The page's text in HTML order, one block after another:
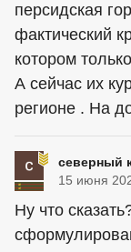
персидская
фактический
котором
А сейчас их
регионе . На
северный
15 июня
Ну что